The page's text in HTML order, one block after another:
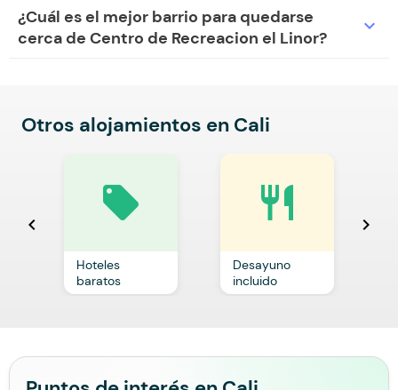
¿Cuál es el mejor barrio para quedarse
cerca de Centro de Recreacion el Linor?
expand_more
Otros alojamientos en Cali
chevron_left
local_offer
Hoteles
baratos
restaurant
Desayuno
incluido
chevron_right